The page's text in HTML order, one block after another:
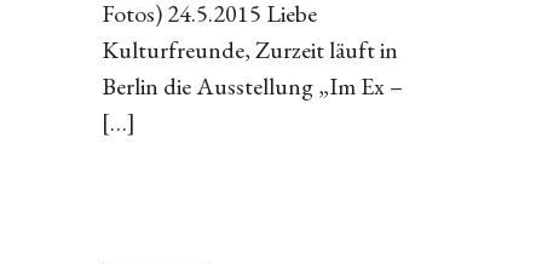
Fotos) 24.5.2015 Liebe
Kulturfreunde, Zurzeit läuft in
Berlin die Ausstellung „Im Ex –
[…]